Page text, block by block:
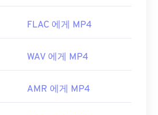
standards/mpeg-
FLAC 에게 MP4
WAV 에게 MP4
AMR 에게 MP4